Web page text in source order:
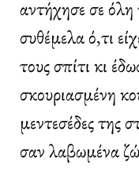
αντήχησε σε
συθέμελα ό,τι
τους σπίτι κι
σκουριασμένη
μεντεσέδες της
σαν λαβωμένα